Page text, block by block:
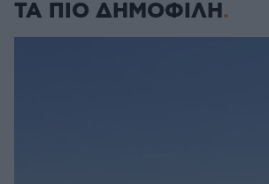
ΤΑ ΠΙΟ ΔΗΜΟΦΙΛΗ